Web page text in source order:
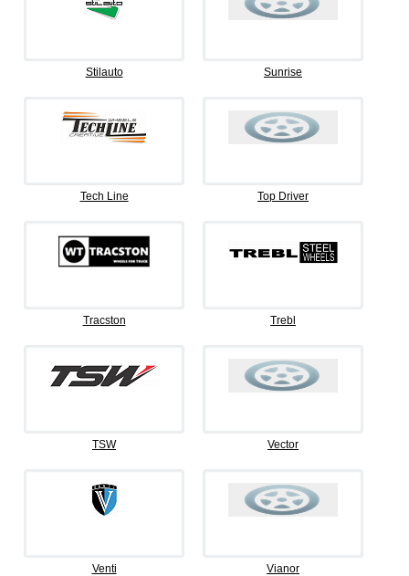
Stilauto Sunrise
Tech Line Top Driver
Tracston Trebl
TSW Vector
Venti Vianor